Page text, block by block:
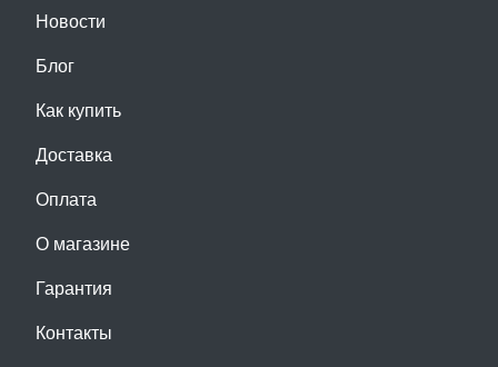
Новости
Блог
Как купить
Доставка
Оплата
О магазине
Гарантия
Контакты